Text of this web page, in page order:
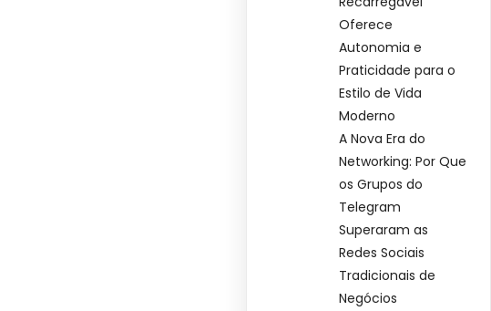
Oferece
Autonomia e
Praticidade para o
Estilo de Vida
Moderno
A Nova Era do
Networking: Por Que
os Grupos do
Telegram
Superaram as
Redes Sociais
Tradicionais de
Negócios